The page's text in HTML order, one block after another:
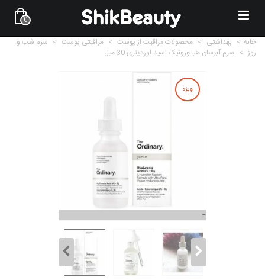
0
خانه > بهداشتی > محصولات مراقبت از پوست > مراقبتی پوست > سرم شب و
روز > سرم آبرسان هیالورونیک اسید اوردینری 30 میل
ویژه